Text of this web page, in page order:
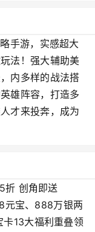
手游，实感超大
法！强大辅助美
内多样的战法搭
雄阵容，打造多
才来投奔，成为
折 创角即送
元宝、888万银两
13大福利重叠领